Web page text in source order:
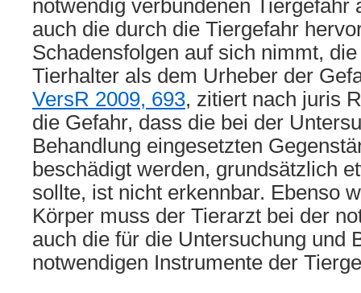
notwendig verbundenen Tiergefahr
auch die durch die Tiergefahr
Schadensfolgen auf sich nimmt,
Tierhalter als dem Urheber der
VersR 2009, 693, zitiert nach juris
die Gefahr, dass die bei der
Behandlung eingesetzten
beschädigt werden, grundsätzlich
sollte, ist nicht erkennbar. Ebenso
Körper muss der Tierarzt bei der
auch die für die Untersuchung und
notwendigen Instrumente der